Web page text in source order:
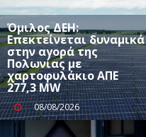
Όμιλος ΔΕΗ:
Επεκτείνεται δυναμικά
στην αγορά της
Πολωνίας με
χαρτοφυλάκιο ΑΠΕ
277,3 MW
08/08/2026